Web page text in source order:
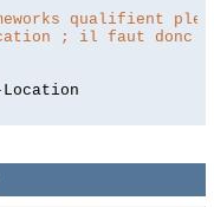
qualifient
; il faut donc